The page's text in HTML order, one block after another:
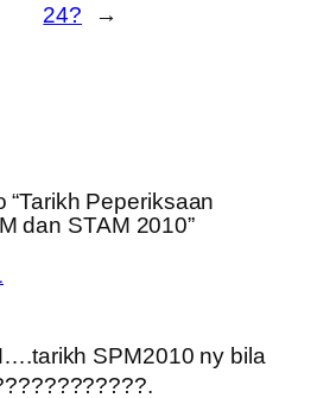
24?
→
“Tarikh Peperiksaan
dan STAM 2010”
SPM2010 ny bila